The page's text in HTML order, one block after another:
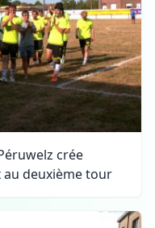
crée
deuxième tour